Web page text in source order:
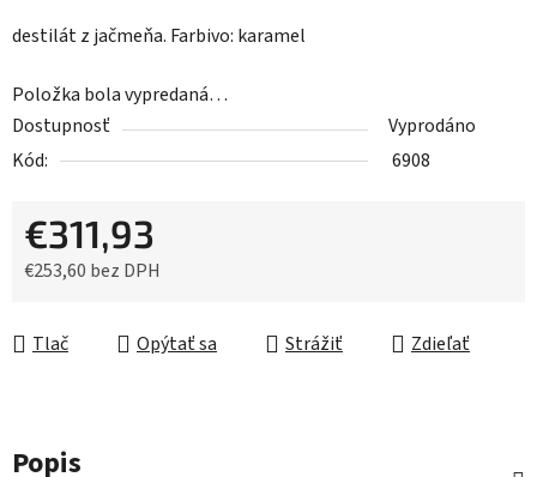
destilát z jačmeňa. Farbivo: karamel
Položka bola vypredaná…
Dostupnosť
Vyprodáno
Kód:
6908
€311,93
€253,60 bez DPH
Tlač
Opýtať sa Strážiť Zdieľať
Popis